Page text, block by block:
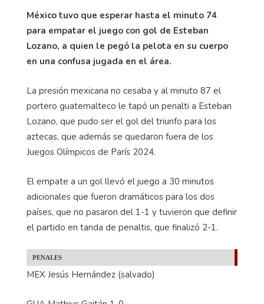
México tuvo que esperar hasta el minuto 74
para empatar el juego con gol de Esteban
Lozano, a quien le pegó la pelota en su cuerpo
en una confusa jugada en el área.
La presión mexicana no cesaba y al minuto 87 el
portero guatemalteco le tapó un penalti a Esteban
Lozano, que pudo ser el gol del triunfo para los
aztecas, que además se quedaron fuera de los
Juegos Olímpicos de París 2024.
El empate a un gol llevó el juego a 30 minutos
adicionales que fueron dramáticos para los dos
países, que no pasaron del 1-1 y tuvieron que definir
el partido en tanda de penaltis, que finalizó 2-1.
PENALES
MEX Jesús Hernández (salvado)